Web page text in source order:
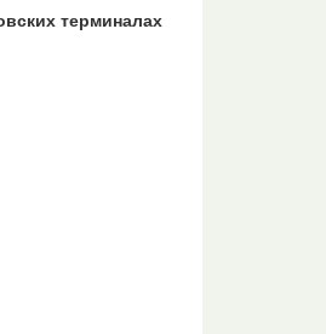
терминалах